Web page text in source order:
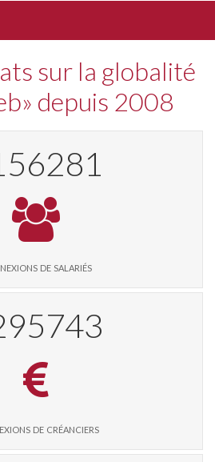
sur la globalité
depuis 2008
de salariés
de créanciers